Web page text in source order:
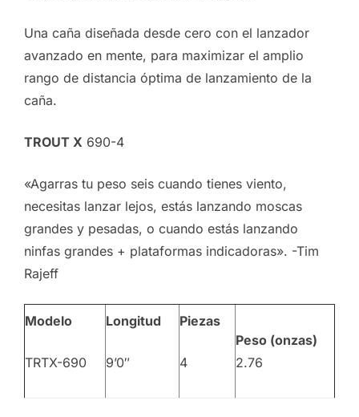
Una caña diseñada desde cero con el lanzador
avanzado en mente, para maximizar el amplio
rango de distancia óptima de lanzamiento de la
caña.
TROUT X 690-4
«Agarras tu peso seis cuando tienes viento,
necesitas lanzar lejos, estás lanzando moscas
grandes y pesadas, o cuando estás lanzando
ninfas grandes + plataformas indicadoras». -Tim
Rajeff
Modelo
TRTX-690
Longitud
9’0″
Piezas
4
Peso (onzas)
2.76